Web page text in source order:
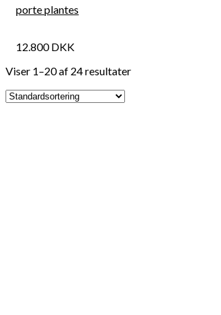
porte plantes
12.800DKK
Viser 1–20 af 24 resultater